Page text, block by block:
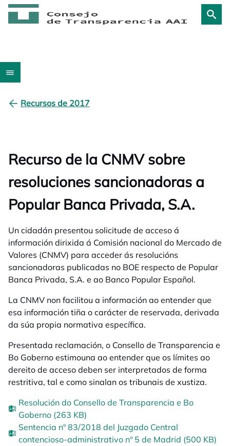
Recursos de 2017
Recurso de la CNMV sobre
resoluciones sancionadoras a
Popular Banca Privada, S.A.
Un cidadán presentou solicitude de acceso á
información dirixida á Comisión nacional do Mercado de
Valores (CNMV) para acceder ás resolucións
sancionadoras publicadas no BOE respecto de Popular
Banca Privada, S.A. e ao Banco Popular Español.
La CNMV non facilitou a información ao entender que
esa información tiña o carácter de reservada, derivada
da súa propia normativa específica.
Presentada reclamación, o Consello de Transparencia e
Bo Goberno estimouna ao entender que os límites ao
dereito de acceso deben ser interpretados de forma
restritiva, tal e como sinalan os tribunais de xustiza.
Resolución do Consello de Transparencia e Bo
Goberno (263 KB)
Sentencia nº 83/2018 del Juzgado Central
contencioso-administrativo nº 5 de Madrid (500 KB)